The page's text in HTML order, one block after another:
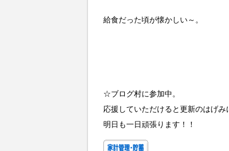
給食だった頃が懐かしい～。
☆ブログ村に参加中。
応援していただけると更新のはげみ
明日も一日頑張ります！！